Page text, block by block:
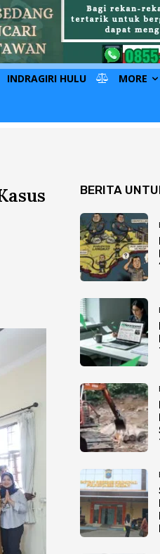
INDRAGIRI HULU MORE
BERITA